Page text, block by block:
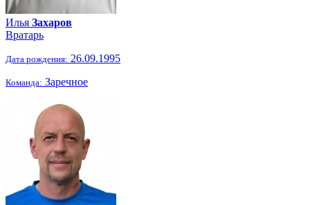
Илья Захаров
Вратарь
Дата рождения: 26.09.1995
Команда: Заречное